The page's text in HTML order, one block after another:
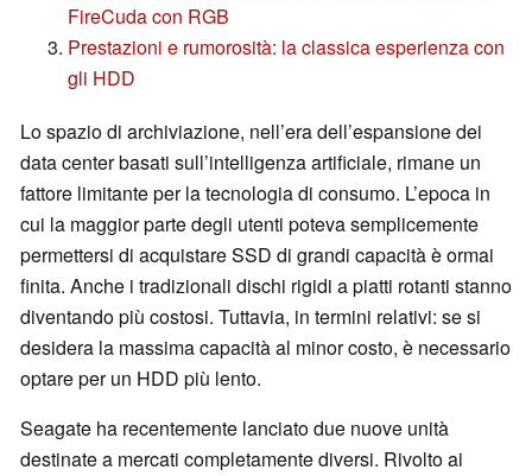
FireCuda con RGB
Prestazioni e rumorosità: la classica esperienza con
gli HDD
Lo spazio di archiviazione, nell’era dell’espansione dei
data center basati sull’intelligenza artificiale, rimane un
fattore limitante per la tecnologia di consumo. L’epoca in
cui la maggior parte degli utenti poteva semplicemente
permettersi di acquistare SSD di grandi capacità è ormai
finita. Anche i tradizionali dischi rigidi a piatti rotanti stanno
diventando più costosi. Tuttavia, in termini relativi: se si
desidera la massima capacità al minor costo, è necessario
optare per un HDD più lento.
Seagate ha recentemente lanciato due nuove unità
destinate a mercati completamente diversi. Rivolto ai